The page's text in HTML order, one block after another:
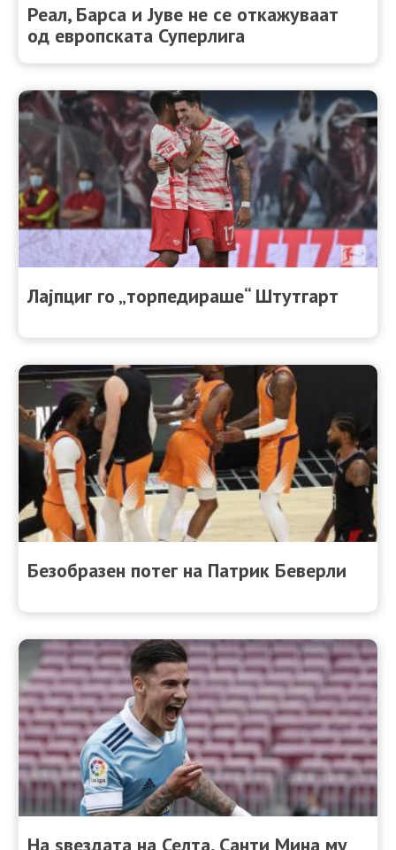
Реал, Барса и Јуве не се откажуваат
од европската Суперлига
Лајпциг го „торпедираше“ Штутгарт
Безобразен потег на Патрик Беверли
На ѕвездата на Селта, Санти Мина му